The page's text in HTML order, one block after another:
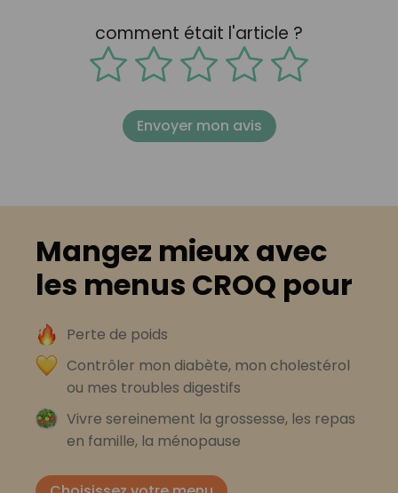
comment était l'article ?
Envoyer mon avis
Mangez mieux avec
les menus CROQ pour
Perte de poids
Contrôler mon diabète, mon cholestérol
ou mes troubles digestifs
Vivre sereinement la grossesse, les repas
en famille, la ménopause